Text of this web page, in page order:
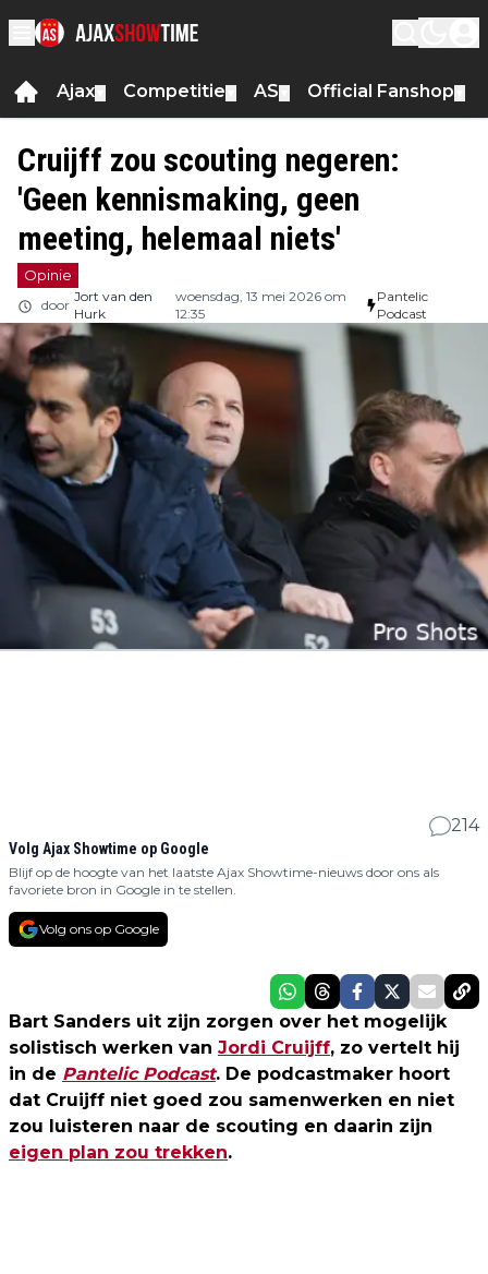
Ajax Competitie AS Official Fanshop
Cruijff zou scouting negeren:
'Geen kennismaking, geen
meeting, helemaal niets'
Opinie
door
Jort van den
Hurk
woensdag, 13 mei 2026 om
12:35
Pantelic
Podcast
214
Volg Ajax Showtime op Google
Blijf op de hoogte van het laatste Ajax Showtime-nieuws door ons als
favoriete bron in Google in te stellen.
Volg ons op Google
Bart Sanders uit zijn zorgen over het mogelijk
solistisch werken van Jordi Cruijff, zo vertelt hij
in de Pantelic Podcast. De podcastmaker hoort
dat Cruijff niet goed zou samenwerken en niet
zou luisteren naar de scouting en daarin zijn
eigen plan zou trekken.